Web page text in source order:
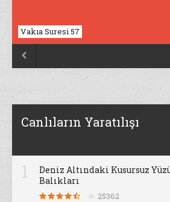
Nahl Suresi 17

Canlıların Yaratılışı
Deniz Altındaki Kusursuz
Balıkları
25362